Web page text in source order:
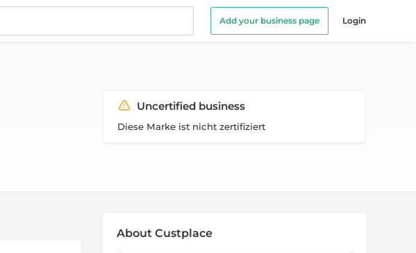
Add your business page Login
Uncertified business
Diese Marke ist nicht zertifiziert
About Custplace